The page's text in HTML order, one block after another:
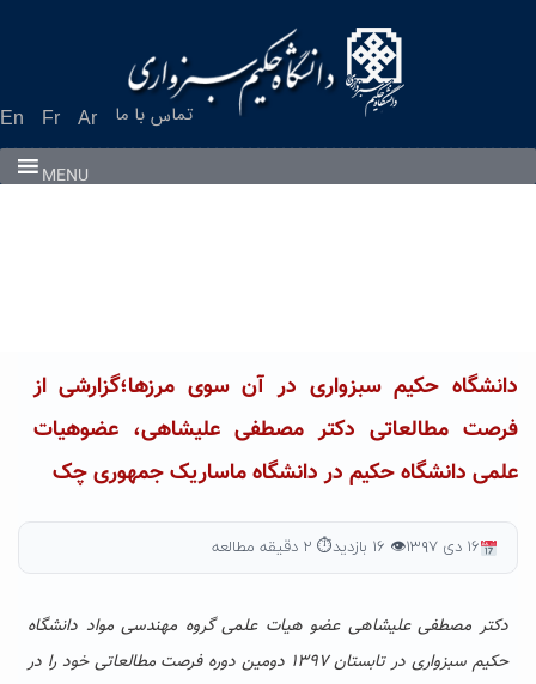
En Fr Ar تماس با ما
MENU
دانشگاه حکیم سبزواری در آن سوی مرزها؛گزارشی از
فرصت مطالعاتی دکتر مصطفی علیشاهی، عضوهیات
علمی دانشگاه حکیم در دانشگاه ماساریک جمهوری چک
۱۶ دی ۱۳۹۷ 👁 ۱۶ بازدید ⏱ ۲ دقیقه مطالعه
دکتر مصطفی علیشاهی عضو هیات علمی گروه مهندسی مواد دانشگاه
حکیم سبزواری در تابستان ۱۳۹۷ دومین دوره فرصت مطالعاتی خود را در